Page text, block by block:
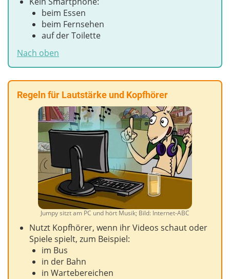
beim Essen
beim Fernsehen
auf der Toilette
Nach oben
Regeln für Lautstärke und Kopfhörer
Jumpy sitzt am PC und hört Musik; Bild: Internet-ABC
Nutzt Kopfhörer, wenn ihr Videos schaut oder
Spiele spielt, zum Beispiel:
im Bus
in der Bahn
in Wartebereichen